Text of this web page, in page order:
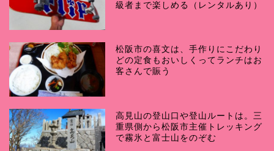
級者まで楽しめる（レンタルあり）
松阪市の喜文は、手作りにこだわり
どの定食もおいしくってランチはお
客さんで賑う
高見山の登山口や登山ルートは。三
重県側から松阪市主催トレッキング
で霧氷と富士山をのぞむ